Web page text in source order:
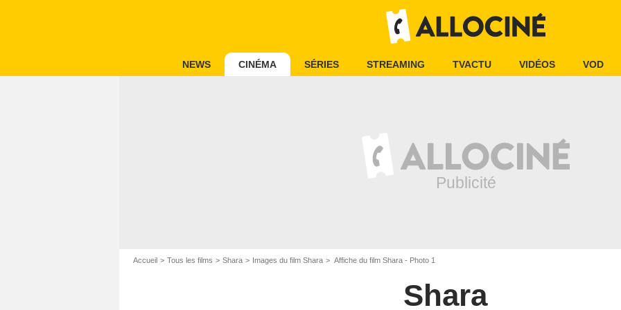
NEWS CINÉMA SÉRIES STREAMING TVACTU VIDÉOS VOD
Accueil Tous les films Shara Images du film Shara Affiche du film Shara - Photo 1
Shara